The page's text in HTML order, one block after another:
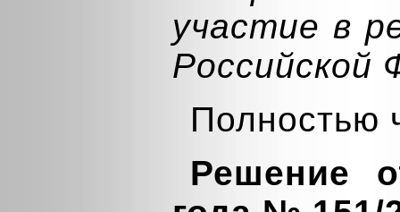
участие в
Российской
Полностью
Решение